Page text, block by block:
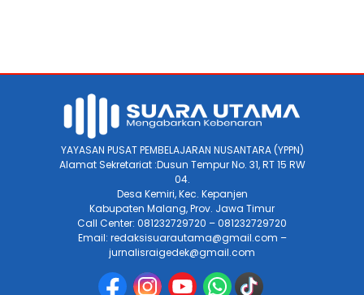
YAYASAN PUSAT PEMBELAJARAN NUSANTARA (YPPN)
Alamat Sekretariat :Dusun Tempur No. 31, RT 15 RW
04.
Desa Kemiri, Kec. Kepanjen
Kabupaten Malang, Prov. Jawa Timur
Call Center: 081232729720 – 081232729720
Email: redaksisuarautama@gmail.com –
jurnalisraigedek@gmail.com